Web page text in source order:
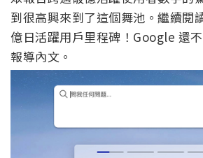
到很高興來到了這個舞池。繼續閱
億日活躍用戶里程碑！Google 還不
報導內文。